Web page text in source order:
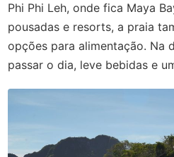
Phi Phi Leh, onde fica Maya
pousadas e resorts, a praia
opções para alimentação. Na
passar o dia, leve bebidas e